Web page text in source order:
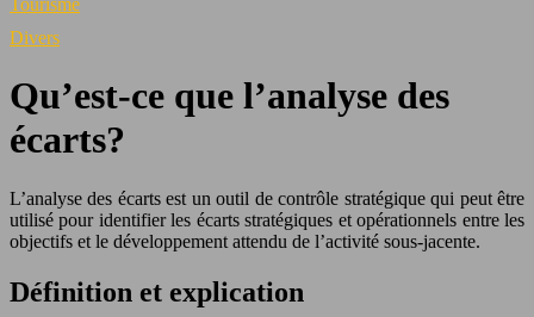
Tourisme
Divers
Qu’est-ce que l’analyse des
écarts?
L’analyse des écarts est un outil de contrôle stratégique qui peut être
utilisé pour identifier les écarts stratégiques et opérationnels entre les
objectifs et le développement attendu de l’activité sous-jacente.
Définition et explication